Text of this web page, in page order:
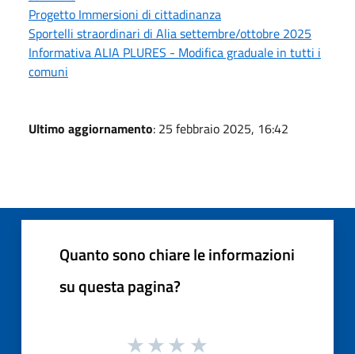
Progetto Immersioni di cittadinanza
Sportelli straordinari di Alia settembre/ottobre 2025
Informativa ALIA PLURES - Modifica graduale in tutti i
comuni
Ultimo aggiornamento: 25 febbraio 2025, 16:42
Quanto sono chiare le informazioni
su questa pagina?